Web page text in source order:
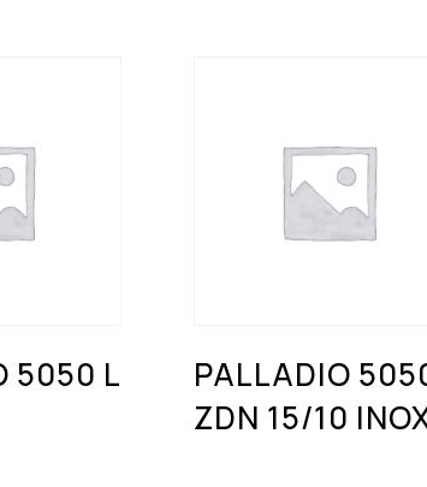
5050 L
PALLADIO
ZDN 15/10